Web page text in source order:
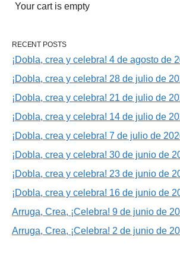
Your cart is empty
RECENT POSTS
¡Dobla, crea y celebra! 4 de agosto de
¡Dobla, crea y celebra! 28 de julio de
¡Dobla, crea y celebra! 21 de julio de
¡Dobla, crea y celebra! 14 de julio de
¡Dobla, crea y celebra! 7 de julio de
¡Dobla, crea y celebra! 30 de junio de
¡Dobla, crea y celebra! 23 de junio de
¡Dobla, crea y celebra! 16 de junio de
Arruga, Crea, ¡Celebra! 9 de junio de
Arruga, Crea, ¡Celebra! 2 de junio de